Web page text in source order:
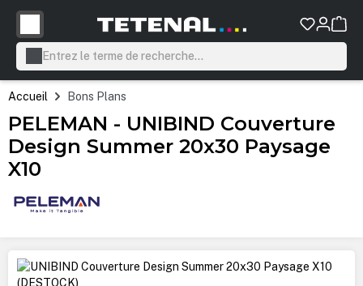
principal
Accueil Bons Plans
PELEMAN - UNIBIND Couverture
Design Summer 20x30 Paysage
X10
Ignorer la galerie d'images